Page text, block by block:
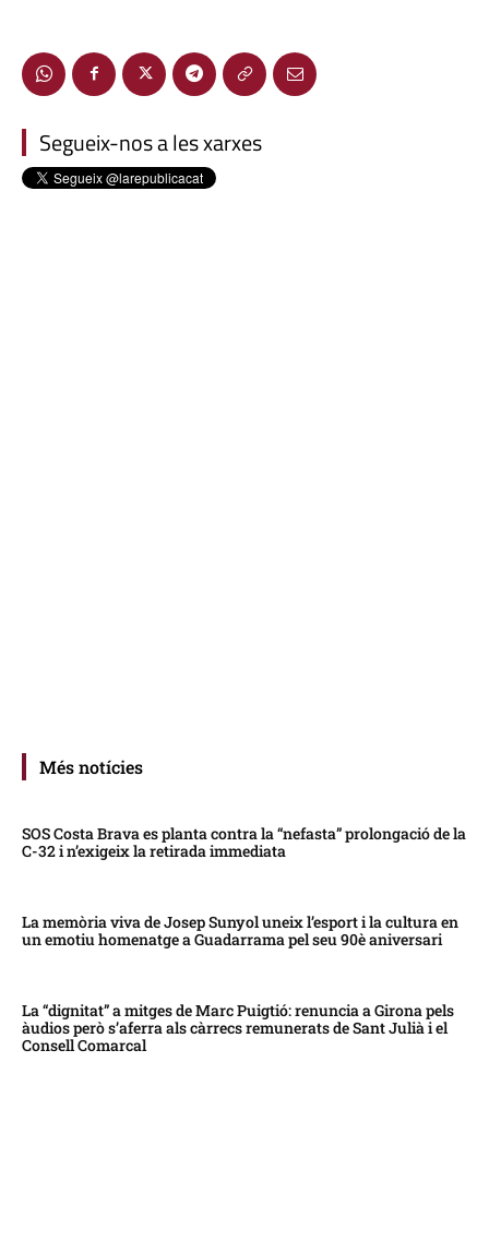
Segueix-nos a les xarxes
Més notícies
SOS Costa Brava es planta contra la “nefasta” prolongació de la
C-32 i n’exigeix la retirada immediata
La memòria viva de Josep Sunyol uneix l’esport i la cultura en
un emotiu homenatge a Guadarrama pel seu 90è aniversari
La “dignitat” a mitges de Marc Puigtió: renuncia a Girona pels
àudios però s’aferra als càrrecs remunerats de Sant Julià i el
Consell Comarcal